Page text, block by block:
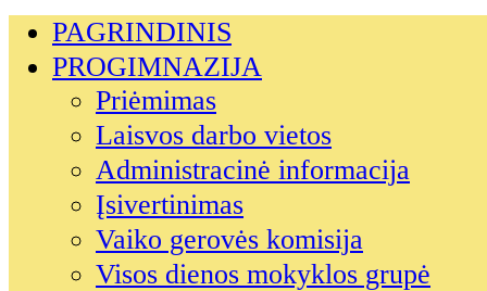
PAGRINDINIS
PROGIMNAZIJA
Priėmimas
Laisvos darbo vietos
Administracinė informacija
Įsivertinimas
Vaiko gerovės komisija
Visos dienos mokyklos grupė